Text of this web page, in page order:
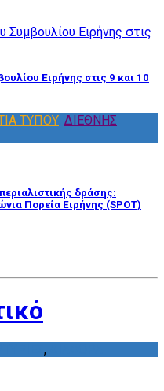
Ειρήνης στις 9 και 10
ΤΥΠΟΥ ΔΙΕΘΝΗΣ
δράσης:
Πορεία Ειρήνης (SPOT)
,